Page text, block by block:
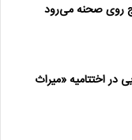
روی صحنه می‌رود
در اختتامیه «میراث